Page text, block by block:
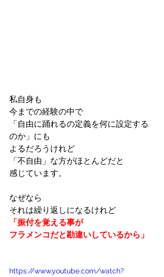
私自身も
今までの経験の中で
「自由に踊れるの定義を何に設定する
のか」にも
よるだろうけれど
「不自由」な方がほとんどだと
感じています。
なぜなら
それは繰り返しになるけれど
「振付を覚える事が
フラメンコだと勘違いしているから」
https://www.youtube.com/watch?